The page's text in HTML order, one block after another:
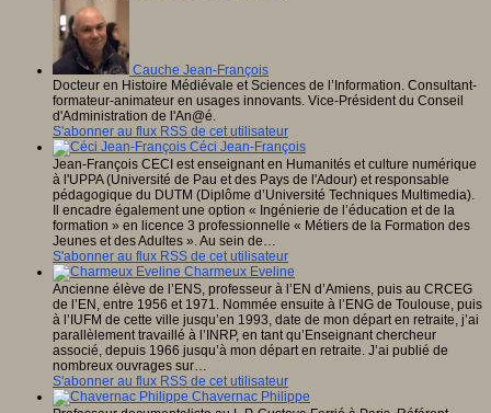
Cauche Jean-François
Docteur en Histoire Médiévale et Sciences de l’Information. Consultant-
formateur-animateur en usages innovants. Vice-Président du Conseil
d'Administration de l'An@é.
S'abonner au flux RSS de cet utilisateur
Céci Jean-François
Jean-François CECI est enseignant en Humanités et culture numérique
à l'UPPA (Université de Pau et des Pays de l'Adour) et responsable
pédagogique du DUTM (Diplôme d’Université Techniques Multimedia).
Il encadre également une option « Ingénierie de l’éducation et de la
formation » en licence 3 professionnelle « Métiers de la Formation des
Jeunes et des Adultes ». Au sein de…
S'abonner au flux RSS de cet utilisateur
Charmeux Eveline
Ancienne élève de l’ENS, professeur à l’EN d’Amiens, puis au CRCEG
de l’EN, entre 1956 et 1971. Nommée ensuite à l’ENG de Toulouse, puis
à l’IUFM de cette ville jusqu’en 1993, date de mon départ en retraite, j’ai
parallèlement travaillé à l’INRP, en tant qu’Enseignant chercheur
associé, depuis 1966 jusqu’à mon départ en retraite. J’ai publié de
nombreux ouvrages sur…
S'abonner au flux RSS de cet utilisateur
Chavernac Philippe